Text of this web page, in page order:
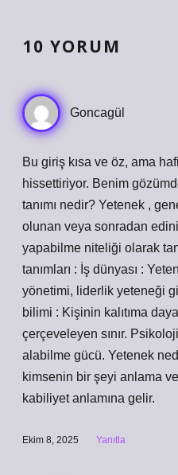
10 YORUM
Goncagül
Bu giriş kısa ve öz, ama
hissettiriyor. Benim
tanımı nedir? Yetenek ,
olunan veya sonradan
yapabilme niteliği olarak
tanımları : İş dünyası :
yönetimi, liderlik yeteneği
bilimi : Kişinin kalıtıma
çerçeveleyen sınır.
alabilme gücü. Yetenek
kimsenin bir şeyi anlama
kabiliyet anlamına gelir.
Ekim 8, 2025 Yanıtla